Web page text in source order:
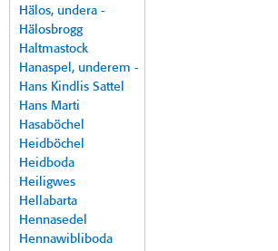
Hälos, undera -
Hälosbrogg
Haltmastock
Hanaspel, underem -
Hans Kindlis Sattel
Hans Marti
Hasaböchel
Heidböchel
Heidboda
Heiligwes
Hellabarta
Hennasedel
Hennawibliboda